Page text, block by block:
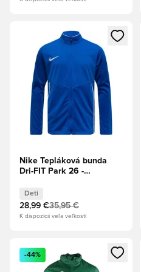
Otvorí modál na prihlásenie
Nike Tepláková bunda
Dri-FIT Park 26 -
Deti
Deti
28,99 €35,95 €
K dispozícii veľa veľkostí
Otvorí modál na prihlásenie
-44%